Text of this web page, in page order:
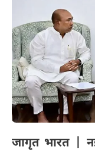
जागृत भारत |